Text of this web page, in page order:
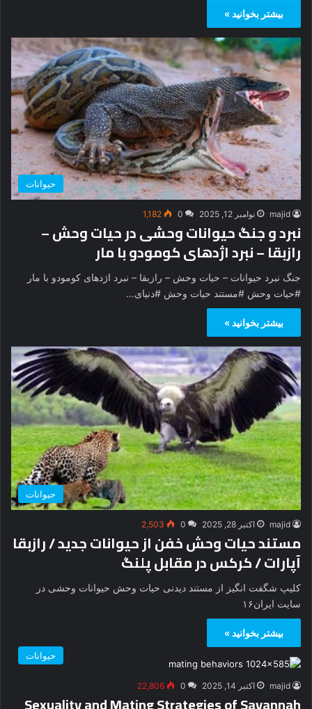
بیشتر بخوانید »
حیوانات
majid نوامبر 12, 2025 0
1,182
نبرد و جنگ حیوانات وحشی در حیات وحش –
رازبقا – نبرد اژدهای کومودو با مار
جنگ نبرد حیوانات – حیات وحش – رازبقا – نبرد اژدهای کومودو با مار
#حیات وحش #مستند حیات وحش #دنیای…
بیشتر بخوانید »
حیوانات
majid اکتبر 28, 2025 0
2,503
مستند حیات وحش خفن از حیوانات جدید / رازبقا
آپارات / کرکس در مقابل پلنگ
کلیپ شگفت انگیز از مستند دیدنی حیات وحش حیوانات وحشی در
سایت ایران۱۶
بیشتر بخوانید »
حیوانات
majid اکتبر 14, 2025 0
22,806